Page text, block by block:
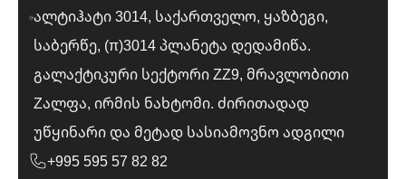
ალტიჰატი 3014, საქართველო, ყაზბეგი,
საბერწე, (π)3014 პლანეტა დედამიწა.
გალაქტიკური სექტორი ZZ9, მრავლობითი
Zალფა, ირმის ნახტომი. ძირითადად
უწყინარი და მეტად სასიამოვნო ადგილი
+995 595 57 82 82